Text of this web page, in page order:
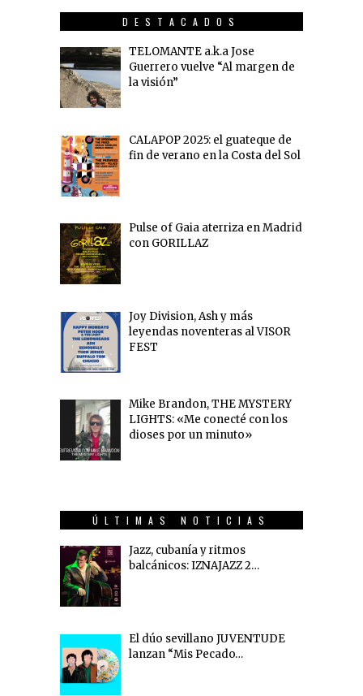
DESTACADOS
TELOMANTE a.k.a Jose
Guerrero vuelve “Al margen de
la visión”
CALAPOP 2025: el guateque de
fin de verano en la Costa del Sol
Pulse of Gaia aterriza en Madrid
con GORILLAZ
Joy Division, Ash y más
leyendas noventeras al VISOR
FEST
Mike Brandon, THE MYSTERY
LIGHTS: «Me conecté con los
dioses por un minuto»
ÚLTIMAS NOTICIAS
Jazz, cubanía y ritmos
balcánicos: IZNAJAZZ 2…
El dúo sevillano JUVENTUDE
lanzan “Mis Pecado…